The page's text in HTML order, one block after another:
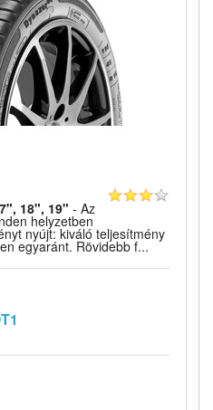
18", 19" - Az
helyzetben
nyújt: kiváló teljesítmény
egyaránt. Rövidebb f...